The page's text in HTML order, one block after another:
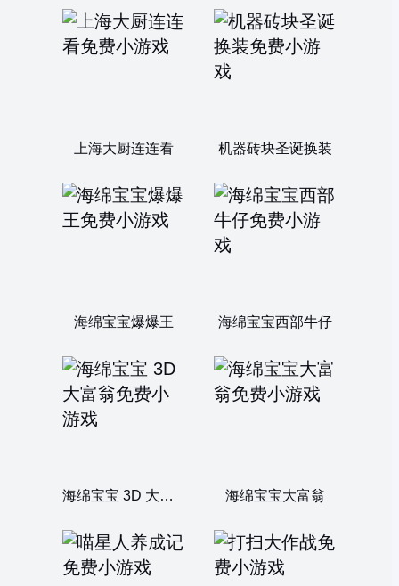
上海大厨连连看 机器砖块圣诞换装
海绵宝宝爆爆王 海绵宝宝西部牛仔
海绵宝宝 3D 大富翁 海绵宝宝大富翁